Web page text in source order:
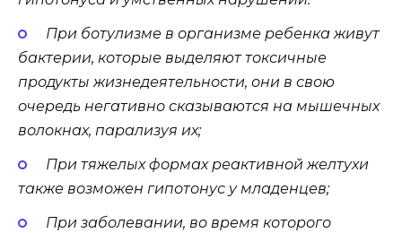
При ботулизме в организме ребенка живут
бактерии, которые выделяют токсичные
продукты жизнедеятельности, они в свою
очередь негативно сказываются на мышечных
волокнах, парализуя их;
При тяжелых формах реактивной желтухи
также возможен гипотонус у младенцев;
При заболевании, во время которого